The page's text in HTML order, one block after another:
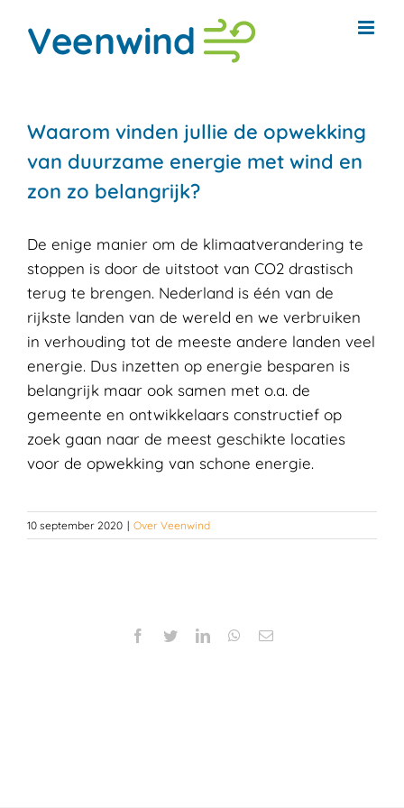
naar
inhoud
Waarom vinden jullie de opwekking
van duurzame energie met wind en
zon zo belangrijk?
De enige manier om de klimaatverandering te
stoppen is door de uitstoot van CO2 drastisch
terug te brengen. Nederland is één van de
rijkste landen van de wereld en we verbruiken
in verhouding tot de meeste andere landen veel
energie. Dus inzetten op energie besparen is
belangrijk maar ook samen met o.a. de
gemeente en ontwikkelaars constructief op
zoek gaan naar de meest geschikte locaties
voor de opwekking van schone energie.
10 september 2020 | Over Veenwind
Facebook
TwitterLinkedInWhatsApp
E-